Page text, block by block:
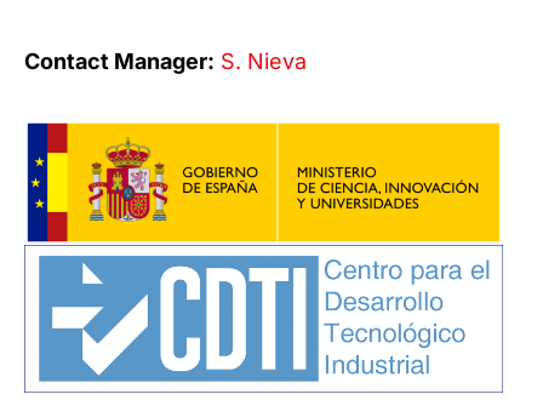
Contact Manager: S. Nieva